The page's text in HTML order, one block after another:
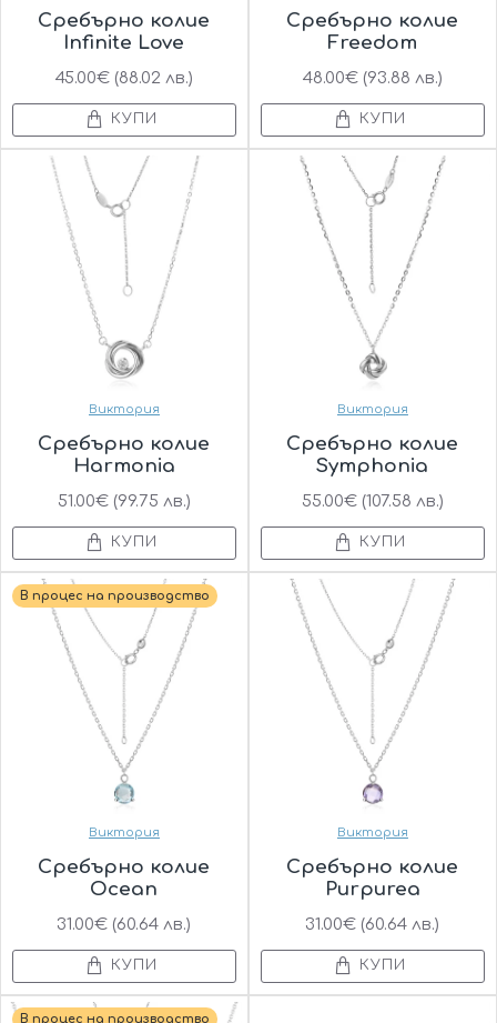
Сребърно колие
Infinite Love
45.00€ (88.02 лв.)
КУПИ
Сребърно колие
Freedom
48.00€ (93.88 лв.)
КУПИ
Виктория
Сребърно колие
Harmonia
51.00€ (99.75 лв.)
КУПИ
Виктория
Сребърно колие
Symphonia
55.00€ (107.58 лв.)
КУПИ
В процес на производство
Виктория
Сребърно колие
Ocean
31.00€ (60.64 лв.)
КУПИ
Виктория
Сребърно колие
Purpurea
31.00€ (60.64 лв.)
КУПИ
В процес на производство